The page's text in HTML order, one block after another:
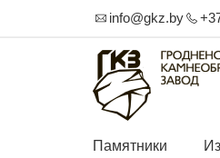
info@gkz.by
Памятники